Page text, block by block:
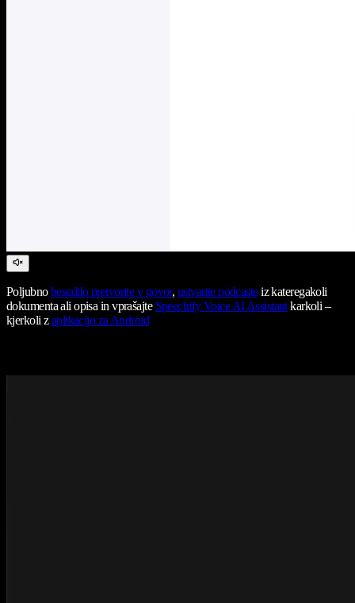
Poljubnobesedilo pretvorite v govor, ustvarite podcasteiz kateregakoli
dokumenta ali opisa in vprašajte Speechify Voice AI Assistantkarkoli –
kjerkoli zaplikacijo za Android